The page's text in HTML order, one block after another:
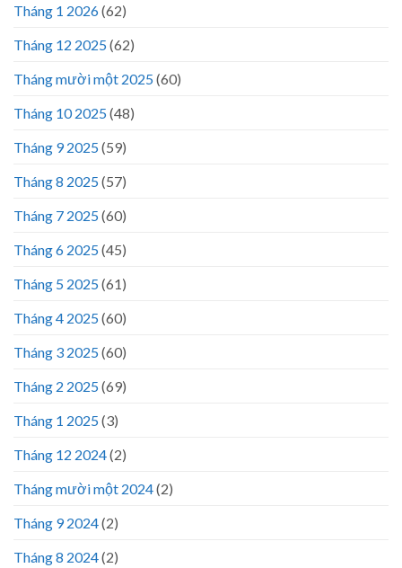
Tháng 1 2026(62)
Tháng 12 2025(62)
Tháng mười một 2025(60)
Tháng 10 2025(48)
Tháng 9 2025(59)
Tháng 8 2025(57)
Tháng 7 2025(60)
Tháng 6 2025(45)
Tháng 5 2025(61)
Tháng 4 2025(60)
Tháng 3 2025(60)
Tháng 2 2025(69)
Tháng 1 2025(3)
Tháng 12 2024(2)
Tháng mười một 2024(2)
Tháng 9 2024(2)
Tháng 8 2024(2)